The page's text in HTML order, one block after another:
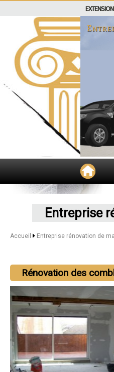
Entreprise
Accueil Entreprise rénovation de
Rénovation des